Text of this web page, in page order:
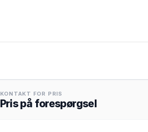
KONTAKT FOR PRIS
Pris på forespørgsel